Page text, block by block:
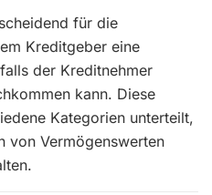
für die
Kreditgeber eine
der Kreditnehmer
kann. Diese
Kategorien unterteilt,
von Vermögenswerten